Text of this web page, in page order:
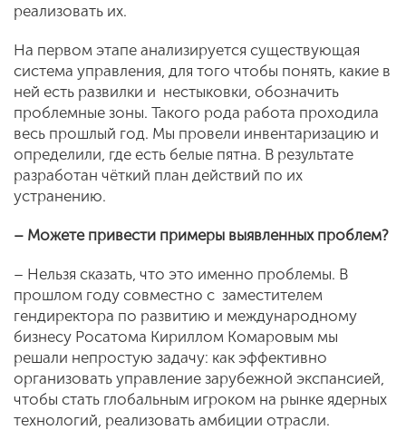
реализовать их.
На первом этапе анализируется существующая
система управления, для того чтобы понять, какие в
ней есть развилки и нестыковки, обозначить
проблемные зоны. Такого рода работа проходила
весь прошлый год. Мы провели инвентаризацию и
определили, где есть белые пятна. В результате
разработан чёткий план действий по их
устранению.
– Можете привести примеры выявленных проблем?
– Нельзя сказать, что это именно проблемы. В
прошлом году совместно с заместителем
гендиректора по развитию и международному
бизнесу Росатома Кириллом Комаровым мы
решали непростую задачу: как эффективно
организовать управление зарубежной экспансией,
чтобы стать глобальным игроком на рынке ядерных
технологий, реализовать амбиции отрасли.